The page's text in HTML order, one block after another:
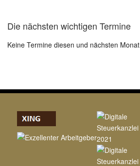
Die nächsten wichtigen Termine
Keine Termine diesen und nächsten Monat